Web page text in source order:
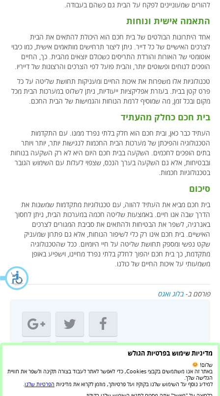
מדיניות שימוש בפרטיות הגולש
שלום!
באתר זה אנו משתמשים בקבצי Cookies, כדי לאפשר לאתר לעבוד בצורה תקינה ולשפר את חוויית
הגלישה שלך.
למידע נוסף על השימוש שלנו בקוקיז ועל פרטיותך, מוזמן לקרוא את מדיניות הפרטיות שלנו.
להורים שמעוניינים לפקח על הבית גם כשהם בעבודה.
התאמה אישית ונוחות
אחד היתרונות הבולטים של בית חכם הוא היכולת להתאים את הבית
לצרכים האישיים של כל דייר. ניתן ליצור תרחישים מותאמים אישית, כמו כיבוי
אוטומטי של האורות והורדת התריסים כשכולם יוצאים מהבית. כך, החיים
הופכים לנוחים ופשוטים יותר, והבית פועל לפי הצרכים והרצונות של דייריו.
טכנולוגיות אלו משפרות את איכות החיים ומעניקות תחושת שליטה על כל
פרט קטן בבית. בעזרת אפליקציות ייעודיות, ניתן לשלוט במערכות הבית מכל
מקום ובכל זמן, מה שמוסיף לרמת הנוחות והגמישות של הבית החכם.
בית חכם כחלק מהעתיד
העתיד כבר כאן, ובית חכם הוא חלק בלתי נפרד ממנו. עם התקדמות
הטכנולוגיה והפיכתן של מערכות הבית החכמות לנגישות יותר, יותר ויותר
בתים הופכים לחכמים. השקעה בבית חכם היום היא לא רק השקעה בנוחות
ובבטיחות, אלא גם השקעה בערך הנכס, שצפוי לעלות עם השימוש הגובר
בטכנולוגיות חכמות.
סיכום
בית חכם מביא את העתיד להווה, עם טכנולוגיות מתקדמות שמשנות את
הדרך שבה אנו חיים. באמצעות שליטה חכמה במערכות הבית, ניתן לחסוך
באנרגיה, לשפר את הבטיחות ולהתאים את סביבת המגורים לצרכים
האישיים. בית חכם אינו רק כלי לשיפור הנוחות, אלא גם פתרון שמעניק
שקט נפשי ומספק תחושת שליטה על חיי היומיום. ככל שהטכנולוגיה
מתקדמת, כך בית חכם יהפוך לחלק בלתי נפרד מחיינו, וישפיע באופן
משמעותי על איכות החיים של כולנו.
פורסם ב-בלוג ואגס
שתף מאמר זה: